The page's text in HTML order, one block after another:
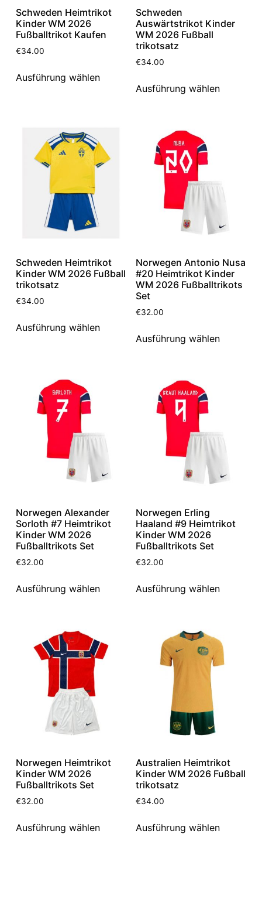
Schweden Heimtrikot
Kinder WM 2026
Fußballtrikot Kaufen
€34.00
Ausführung wählen
Schweden
Auswärtstrikot Kinder
WM 2026 Fußball
trikotsatz
€34.00
Ausführung wählen
Schweden Heimtrikot
Kinder WM 2026 Fußball
trikotsatz
€34.00
Ausführung wählen
Norwegen Antonio Nusa
#20 Heimtrikot Kinder
WM 2026 Fußballtrikots
Set
€32.00
Ausführung wählen
Norwegen Alexander
Sorloth #7 Heimtrikot
Kinder WM 2026
Fußballtrikots Set
€32.00
Ausführung wählen
Norwegen Erling
Haaland #9 Heimtrikot
Kinder WM 2026
Fußballtrikots Set
€32.00
Ausführung wählen
Norwegen Heimtrikot
Kinder WM 2026
Fußballtrikots Set
€32.00
Ausführung wählen
Australien Heimtrikot
Kinder WM 2026 Fußball
trikotsatz
€34.00
Ausführung wählen